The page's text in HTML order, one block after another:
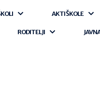
AKTI ŠKOLE
RODITELJI